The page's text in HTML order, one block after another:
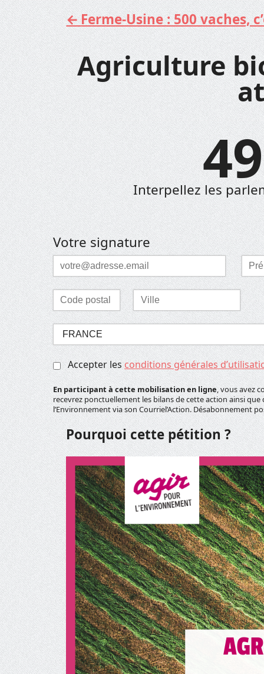
Aller
au
contenu
Ferme-Usine : 500 vaches,
Agriculture
Interpellez les
Votre signature
Courriel
*
Laisser ce champ vide
*
Code
postal
*
Ville
*
Sélectionnez
votre
pays
*
Accepter lesconditions générales
En participant à cette mobilisation en ligne, vous avez
recevrez ponctuellement les bilans de cette action ainsi que
l’Environnement via son Courriel’Action. Désabonnement
Pourquoi cette pétition ?